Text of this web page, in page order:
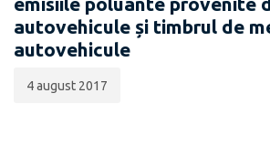
autovehicule și timbrul de
autovehicule
4 august 2017